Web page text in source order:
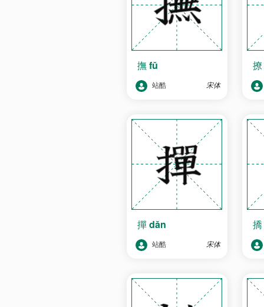
撫fǔ
站酷 宋体
撩
撣dǎn
站酷 宋体
撟